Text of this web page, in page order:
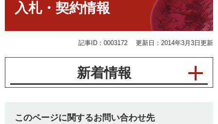
入札・契約情報
記事ID：0003172 更新日：2014年3月3日更新
新着情報
このページに関するお問い合わせ先